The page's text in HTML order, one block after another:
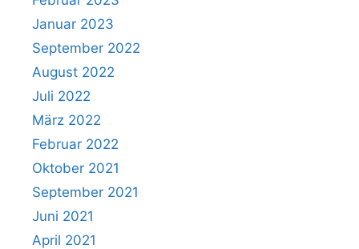
Januar 2023
September 2022
August 2022
Juli 2022
März 2022
Februar 2022
Oktober 2021
September 2021
Juni 2021
April 2021